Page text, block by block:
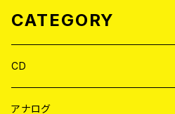
CATEGORY
CD
JAPAN
アナログ